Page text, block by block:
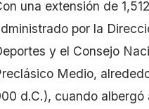
una extensión de
por la
y el Consejo
Medio,
d.C.), cuando